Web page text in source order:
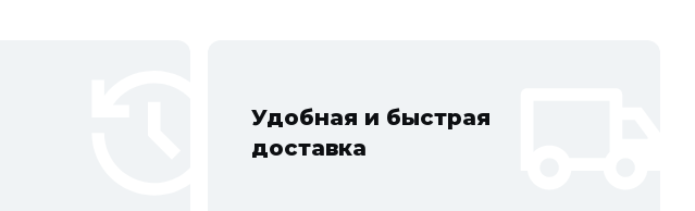
Удобная и быстрая
доставка